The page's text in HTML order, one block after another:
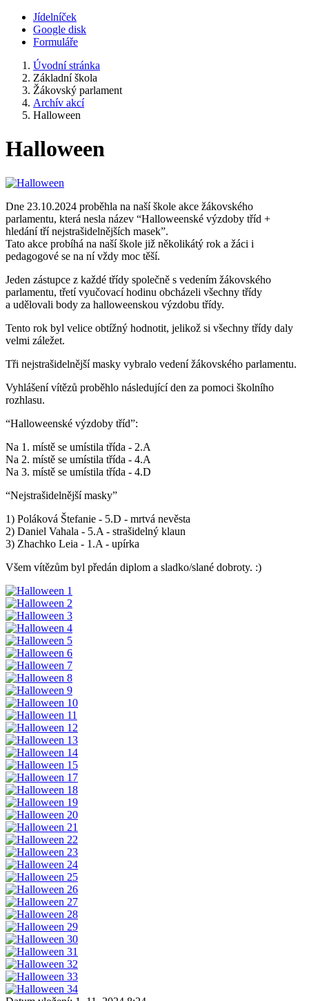
Jídelníček
Google disk
Formuláře
Úvodní stránka
Základní škola
Žákovský parlament
Archív akcí
Halloween
Halloween
Dne 23.10.2024 proběhla na naší škole akce žákovského
parlamentu, která nesla název “Halloweenské výzdoby tříd +
hledání tří nejstrašidelnějších masek”.
Tato akce probíhá na naší škole již několikátý rok a žáci i
pedagogové se na ní vždy moc těší.
Jeden zástupce z každé třídy společně s vedením žákovského
parlamentu, třetí vyučovací hodinu obcházeli všechny třídy
a udělovali body za halloweenskou výzdobu třídy.
Tento rok byl velice obtížný hodnotit, jelikož si všechny třídy daly
velmi záležet.
Tři nejstrašidelnější masky vybralo vedení žákovského parlamentu.
Vyhlášení vítězů proběhlo následující den za pomoci školního
rozhlasu.
“Halloweenské výzdoby tříd”:
Na 1. místě se umístila třída - 2.A
Na 2. místě se umístila třída - 4.A
Na 3. místě se umístila třída - 4.D
“Nejstrašidelnější masky”
1) Poláková Štefanie - 5.D - mrtvá nevěsta
2) Daniel Vahala - 5.A - strašidelný klaun
3) Zhachko Leia - 1.A - upírka
Všem vítězům byl předán diplom a sladko/slané dobroty. :)